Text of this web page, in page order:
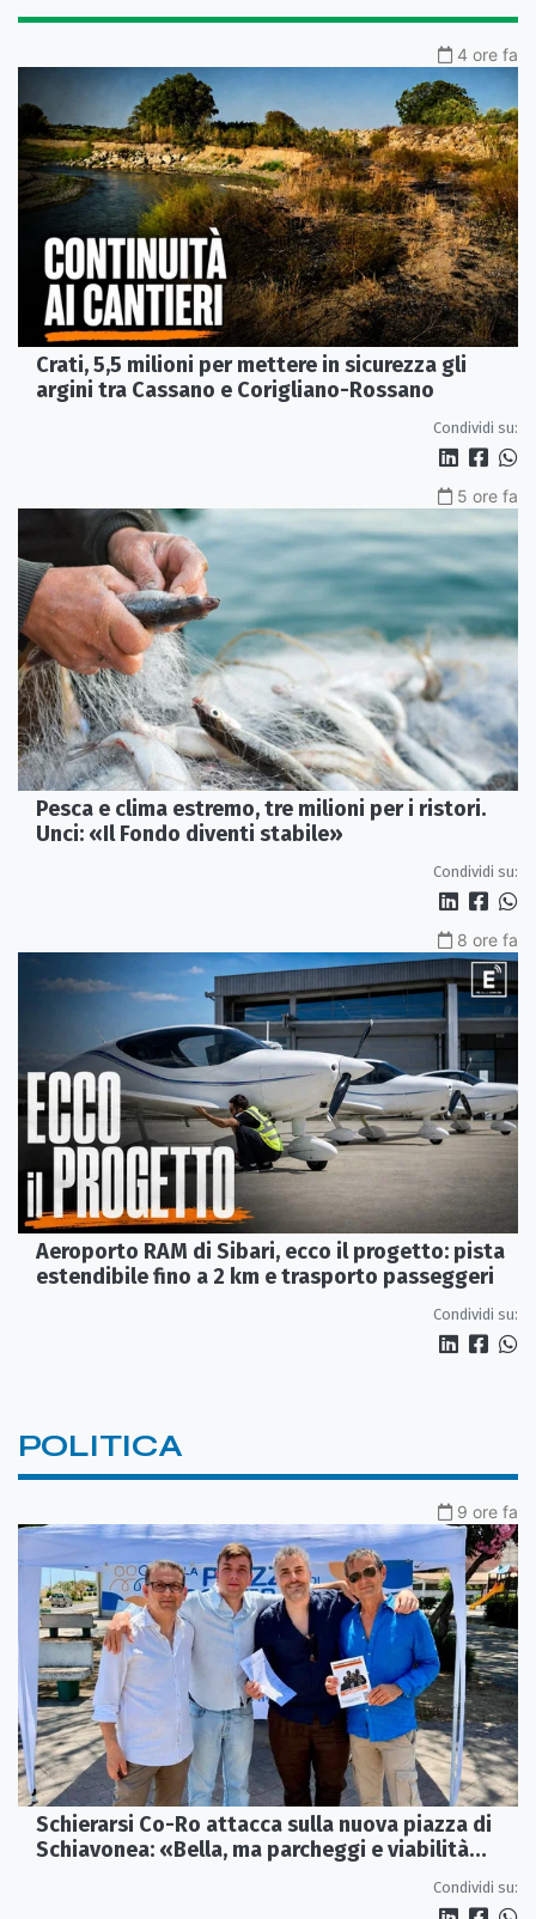
4 ore fa
Crati, 5,5 milioni per mettere in sicurezza gli
argini tra Cassano e Corigliano-Rossano
Condividi su:
5 ore fa
Pesca e clima estremo, tre milioni per i ristori.
Unci: «Il Fondo diventi stabile»
Condividi su:
8 ore fa
Aeroporto RAM di Sibari, ecco il progetto: pista
estendibile fino a 2 km e trasporto passeggeri
Condividi su:
POLITICA
9 ore fa
Schierarsi Co-Ro attacca sulla nuova piazza di
Schiavonea: «Bella, ma parcheggi e viabilità
Condividi su: